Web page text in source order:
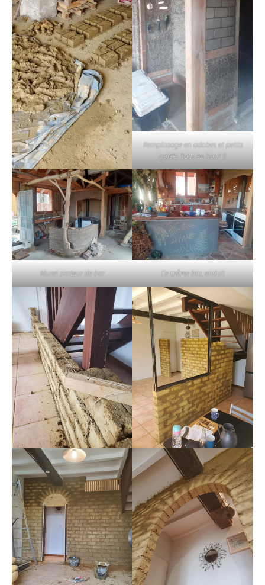
Remplissage en adobes et petits
galets (tout en haut !)
Muret porteur de bar Ce même bar, enduit